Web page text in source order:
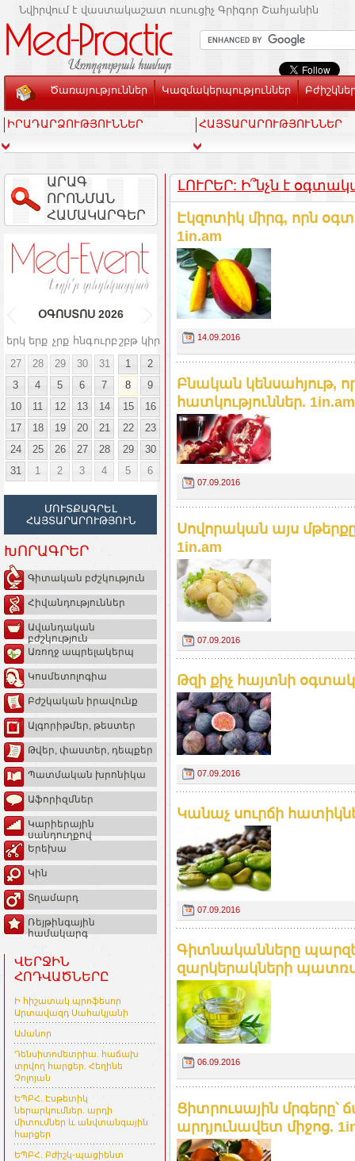
Նվիրվում է վաստակաշատ ուսուցիչ Գրիգոր Շահյանին
Ծառայություններ Կազմակերպություններ
ԻՐԱԴԱՐՁՈՒԹՅՈՒՆՆԵՐ ՀԱՅՏԱՐԱՐՈՒԹՅՈՒՆՆԵՐ
ԱՐԱԳ
ՈՐՈՆՄԱՆ
ՀԱՄԱԿԱՐԳԵՐ
ՕԳՈՍՏՈՍ 2026
երկ երք չրք հնգուրբ շբթ կիր
27
28 29 30 31 1
2
3
4 5 6 7 8
9
10
11 12 13 14 15
16
17
18 19 20 21 22
23
24
25 26 27 28 29
30
31
1 2 3 4 5 6
ՄՈՒՏՔԱԳՐԵԼ
ՀԱՅՏԱՐԱՐՈՒԹՅՈՒՆ
ԽՈՐԱԳՐԵՐ
Գիտական բժշկություն
Հիվանդություններ
Ավանդական
բժշկություն
Առողջ ապրելակերպ
Կոսմետոլոգիա
Բժշկական իրավունք
Ալգորիթմեր, թեստեր
Թվեր, փաստեր, դեպքեր
Պատմական խրոնիկա
Աֆորիզմներ
Կարիերային
սանդուղքով
Երեխա
Կին
Տղամարդ
Ռեյթինգային
համակարգ
ՎԵՐՋԻՆ
ՀՈԴՎԱԾՆԵՐԸ
Ի հիշատակ պրոֆեսոր
Արտավազդ Սահակյանի
Ամանոր
Դենսիտոմետրիա. հաճախ
տրվող հարցեր. Հեղինե
Չոլոյան
ԵՊԲՀ. Էսթետիկ
ներարկումներ. արդի
միտումներ և անվտանգային
հարցեր
ԵՊԲՀ. Բժիշկ-պացիենտ
ԼՈՒՐԵՐ: Ի՞նչն է
Էկզոտիկ միրգ, որն
1in.am
14.09.2016
Բնական կենսահյութ,
հատկություններ. 1in.am
07.09.2016
Սովորական այս
1in.am
07.09.2016
Թզի քիչ հայտնի
07.09.2016
Կանաչ սուրճի
07.09.2016
Գիտնականները
զարկերակների
06.09.2016
Ցիտրուսային մրգերը՝
արդյունավետ միջոց.